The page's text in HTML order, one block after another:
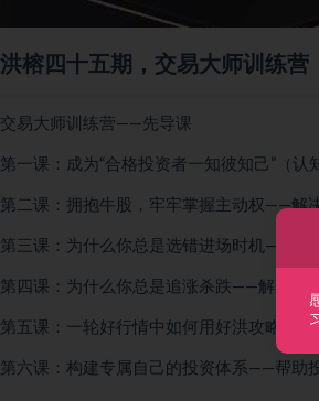
洪榕四十五期，交易大师训练营
交易大师训练营——先导课
第一课：成为“合格投资者一知彼知己”（认
第二课：拥抱牛股，牢牢掌握主动权——解
第三课：为什么你总是选错进场时机——解
第四课：为什么你总是追涨杀跌——解决操
第五课：一轮好行情中如何用好洪攻略？
第六课：构建专属自己的投资体系——帮助